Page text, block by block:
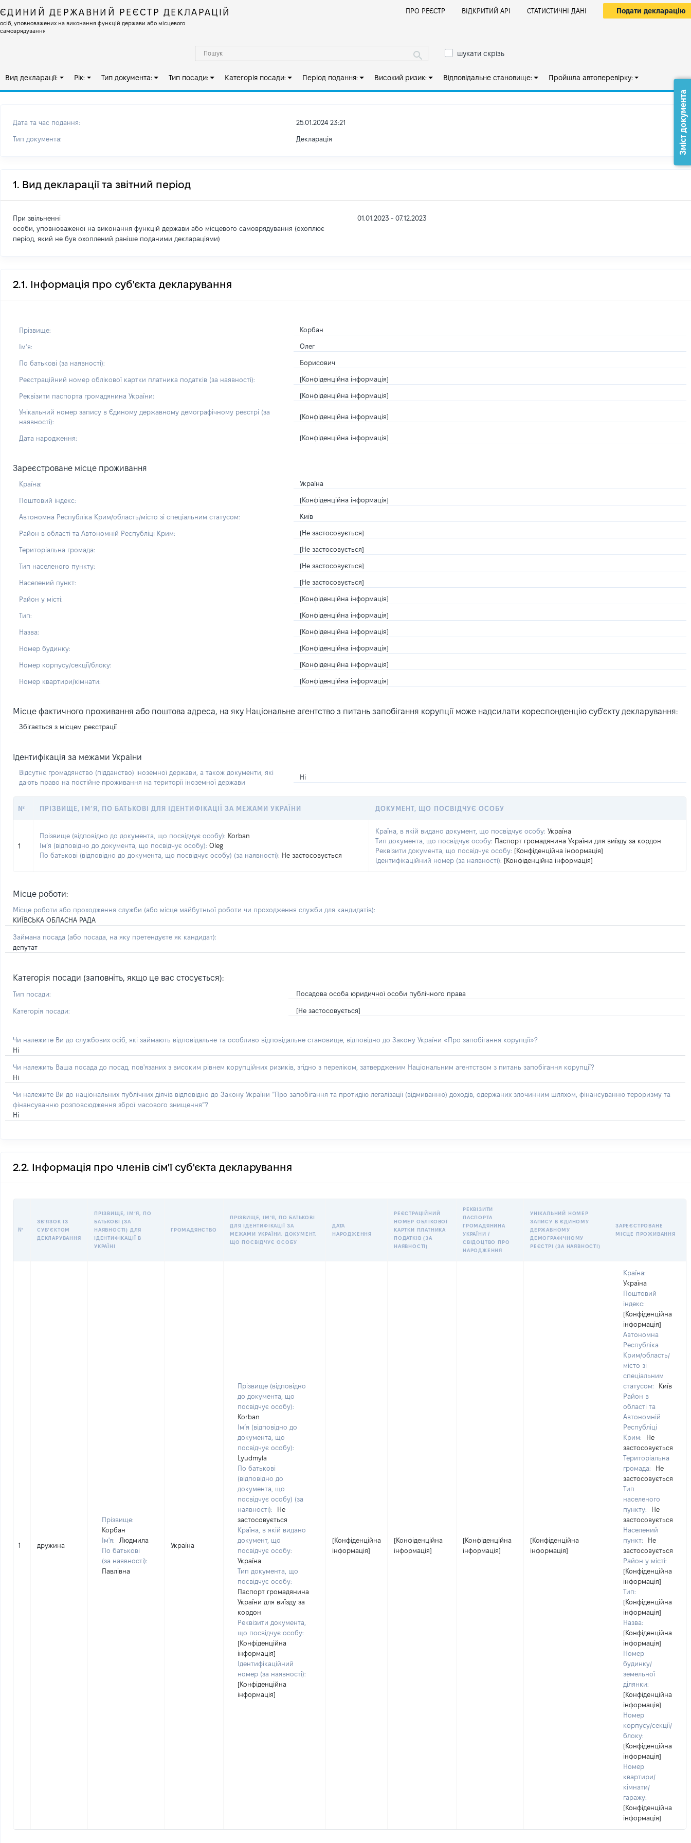
ЄДИНИЙ ДЕРЖАВНИЙ РЕЄСТР ДЕКЛАРАЦІЙ
осіб, уповноважених на виконання функцій держави або місцевого
самоврядування
ПРО РЕЄСТР ВІДКРИТИЙ АРІ СТАТИСТИЧНІ ДАНІ Подати декларацію
шукати скрізь
Вид декларації: Рік: Тип документа: Тип посади: Категорія посади: Період подання: Високий ризик: Відповідальне становище: Пройшла автоперевірку:
Дата та час подання: 25.01.2024 23:21
Тип документа: Декларація
1. Вид декларації та звітний період
При звільненні
особи, уповноваженої на виконання функцій держави або місцевого самоврядування (охоплює
період, який не був охоплений раніше поданими деклараціями)
01.01.2023 - 07.12.2023
2.1. Інформація про суб'єкта декларування
Прізвище: Корбан
Імʼя: Олег
По батькові (за наявності): Борисович
Реєстраційний номер облікової картки платника податків (за наявності): [Конфіденційна інформація]
Реквізити паспорта громадянина України: [Конфіденційна інформація]
Унікальний номер запису в Єдиному державному демографічному реєстрі (за
наявності):
[Конфіденційна інформація]
Дата народження: [Конфіденційна інформація]
Зареєстроване місце проживання
Країна: Україна
Поштовий індекс: [Конфіденційна інформація]
Автономна Республіка Крим/область/місто зі спеціальним статусом: Київ
Район в області та Автономній Республіці Крим: [Не застосовується]
Територіальна громада: [Не застосовується]
Тип населеного пункту: [Не застосовується]
Населений пункт: [Не застосовується]
Район у місті: [Конфіденційна інформація]
Тип: [Конфіденційна інформація]
Назва: [Конфіденційна інформація]
Номер будинку: [Конфіденційна інформація]
Номер корпусу/секції/блоку: [Конфіденційна інформація]
Номер квартири/кімнати: [Конфіденційна інформація]
Місце фактичного проживання або поштова адреса, на яку Національне агентство з питань запобігання корупції може надсилати кореспонденцію суб'єкту декларування:
Збігається з місцем реєстрації
Ідентифікація за межами України
Відсутнє громадянство (підданство) іноземної держави, а також документи, які
дають право на постійне проживання на території іноземної держави
Ні
№ ПРІЗВИЩЕ, ІМ’Я, ПО БАТЬКОВІ ДЛЯ ІДЕНТИФІКАЦІЇ ЗА МЕЖАМИ УКРАЇНИ ДОКУМЕНТ, ЩО ПОСВІДЧУЄ ОСОБУ
1
Прізвище (відповідно до документа, що посвідчує особу): Korban
Ім’я (відповідно до документа, що посвідчує особу): Oleg
По батькові (відповідно до документа, що посвідчує особу) (за наявності): Не застосовується
Країна, в якій видано документ, що посвідчує особу: Україна
Тип документа, що посвідчує особу: Паспорт громадянина України для виїзду за кордон
Реквізити документа, що посвідчує особу: [Конфіденційна інформація]
Ідентифікаційний номер (за наявності): [Конфіденційна інформація]
Місце роботи:
Місце роботи або проходження служби (або місце майбутньої роботи чи проходження служби для кандидатів):
КИЇВСЬКА ОБЛАСНА РАДА
Займана посада (або посада, на яку претендуєте як кандидат):
депутат
Категорія посади (заповніть, якщо це вас стосується):
Тип посади: Посадова особа юридичної особи публічного права
Категорія посади: [Не застосовується]
Чи належите Ви до службових осіб, які займають відповідальне та особливо відповідальне становище, відповідно до Закону України «Про запобігання корупції»?
Ні
Чи належить Ваша посада до посад, пов'язаних з високим рівнем корупційних ризиків, згідно з переліком, затвердженим Національним агентством з питань запобігання корупції?
Ні
Чи належите Ви до національних публічних діячів відповідно до Закону України “Про запобігання та протидію легалізації (відмиванню) доходів, одержаних злочинним шляхом, фінансуванню тероризму та
фінансуванню розповсюдження зброї масового знищення”?
Ні
2.2. Інформація про членів сім'ї суб'єкта декларування
№
ЗВʼЯЗОК ІЗ
СУБʼЄКТОМ
ДЕКЛАРУВАННЯ
ПРІЗВИЩЕ, ІМʼЯ, ПО
БАТЬКОВІ (ЗА
НАЯВНОСТІ) ДЛЯ
ІДЕНТИФІКАЦІЇ В
УКРАЇНІ
ГРОМАДЯНСТВО
ПРІЗВИЩЕ, ІМʼЯ, ПО БАТЬКОВІ
ДЛЯ ІДЕНТИФІКАЦІЇ ЗА
МЕЖАМИ УКРАЇНИ, ДОКУМЕНТ,
ЩО ПОСВІДЧУЄ ОСОБУ
ДАТА
НАРОДЖЕННЯ
РЕЄСТРАЦІЙНИЙ
НОМЕР ОБЛІКОВОЇ
КАРТКИ ПЛАТНИКА
ПОДАТКІВ (ЗА
НАЯВНОСТІ)
РЕКВІЗИТИ
ПАСПОРТА
ГРОМАДЯНИНА
УКРАЇНИ /
СВІДОЦТВО ПРО
НАРОДЖЕННЯ
УНІКАЛЬНИЙ НОМЕР
ЗАПИСУ В ЄДИНОМУ
ДЕРЖАВНОМУ
ДЕМОГРАФІЧНОМУ
РЕЄСТРІ (ЗА НАЯВНОСТІ)
ЗАРЕЄСТРОВАНЕ
МІСЦЕ ПРОЖИВАННЯ
1 дружина
Прізвище:
Корбан
Ім'я:
Людмила
По батькові
(за наявності):
Павлівна
Україна
Прізвище (відповідно
до документа, що
посвідчує особу):
Korban
Ім’я (відповідно до
документа, що
посвідчує особу):
Lyudmyla
По батькові
(відповідно до
документа, що
посвідчує особу) (за
наявності):
Не
застосовується
Країна, в якій видано
документ, що
посвідчує особу:
Україна
Тип документа, що
посвідчує особу:
Паспорт громадянина
України для виїзду за
кордон
Реквізити документа,
що посвідчує особу:
[Конфіденційна
інформація]
Ідентифікаційний
номер (за наявності):
[Конфіденційна
інформація]
[Конфіденційна
інформація]
[Конфіденційна
інформація]
[Конфіденційна
інформація]
[Конфіденційна
інформація]
Країна:
Україна
Поштовий
індекс:
[Конфіденційна
інформація]
Автономна
Республіка
Крим/область/
місто зі
спеціальним
статусом:
Київ
Район в
області та
Автономній
Республіці
Крим:
Не
застосовується
Територіальна
громада:
Не
застосовується
Тип
населеного
пункту:
Не
застосовується
Населений
пункт:
Не
застосовується
Район у місті:
[Конфіденційна
інформація]
Тип:
[Конфіденційна
інформація]
Назва:
[Конфіденційна
інформація]
Номер
будинку/
земельної
ділянки:
[Конфіденційна
інформація]
Номер
корпусу/секції/
блоку:
[Конфіденційна
інформація]
Номер
квартири/
кімнати/
гаражу:
[Конфіденційна
інформація]
Зміст документа